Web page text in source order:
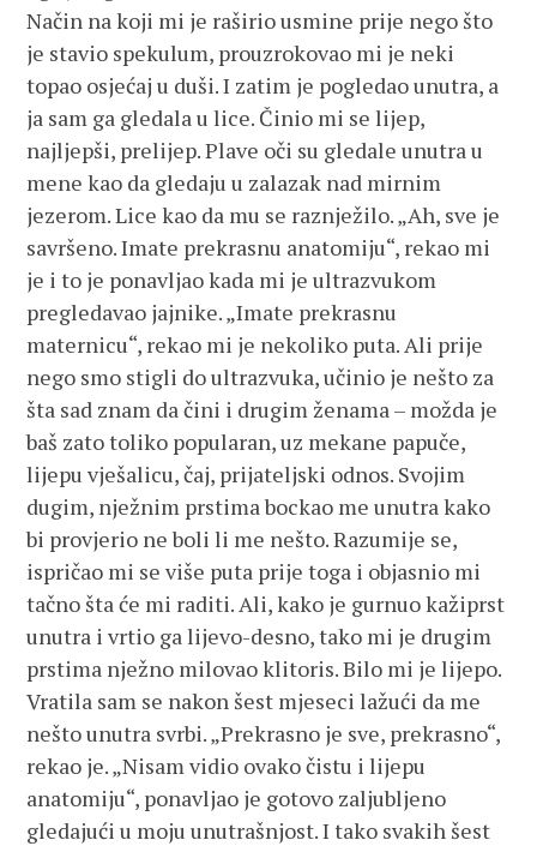
Način na koji mi je raširio usmine prije nego što
je stavio spekulum, prouzrokovao mi je neki
topao osjećaj u duši. I zatim je pogledao unutra, a
ja sam ga gledala u lice. Činio mi se lijep,
najljepši, prelijep. Plave oči su gledale unutra u
mene kao da gledaju u zalazak nad mirnim
jezerom. Lice kao da mu se raznježilo. „Ah, sve je
savršeno. Imate prekrasnu anatomiju“, rekao mi
je i to je ponavljao kada mi je ultrazvukom
pregledavao jajnike. „Imate prekrasnu
maternicu“, rekao mi je nekoliko puta. Ali prije
nego smo stigli do ultrazvuka, učinio je nešto za
šta sad znam da čini i drugim ženama – možda je
baš zato toliko popularan, uz mekane papuče,
lijepu vješalicu, čaj, prijateljski odnos. Svojim
dugim, nježnim prstima bockao me unutra kako
bi provjerio ne boli li me nešto. Razumije se,
ispričao mi se više puta prije toga i objasnio mi
tačno šta će mi raditi. Ali, kako je gurnuo kažiprst
unutra i vrtio ga lijevo-desno, tako mi je drugim
prstima nježno milovao klitoris. Bilo mi je lijepo.
Vratila sam se nakon šest mjeseci lažući da me
nešto unutra svrbi. „Prekrasno je sve, prekrasno“,
rekao je. „Nisam vidio ovako čistu i lijepu
anatomiju“, ponavljao je gotovo zaljubljeno
gledajući u moju unutrašnjost. I tako svakih šest